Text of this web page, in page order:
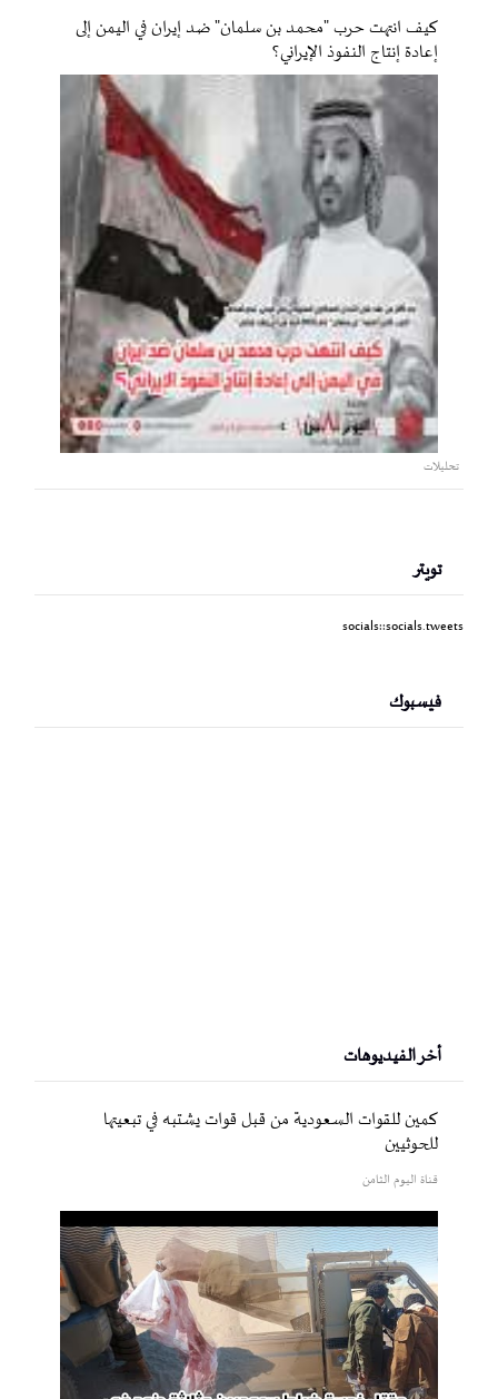
كيف انتهت حرب "محمد بن سلمان" ضد إيران في اليمن إلى
إعادة إنتاج النفوذ الإيراني؟
تحليلات
تويتر
socials::socials.tweets
فيسبوك
أخر الفيديوهات
كمين للقوات السعودية من قبل قوات يشتبه في تبعيتها
للحوثيين
قناة اليوم الثامن